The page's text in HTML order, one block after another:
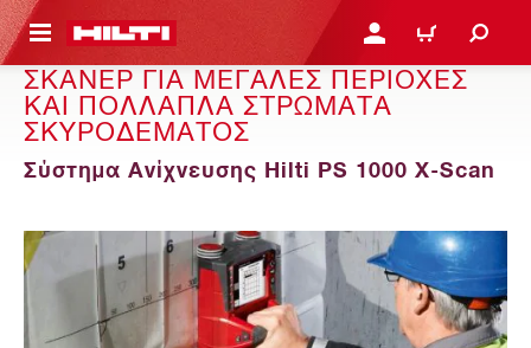
ΕΛΕΓΞΕΙΣ ΤΟ ΠΑΚΕΤΟ ΠΟΥ ΕΧΕΙΣ ΦΤΙΑΞΕΙ ΚΆΝΕ ΣΎΝΔΕΣΗ Ή
ΚΑΛΆΘΙ
ΣΚΑΝΕΡ ΓΙΑ ΜΕΓΑΛΕΣ ΠΕΡΙΟΧΕΣ
ΚΑΙ ΠΟΛΛΑΠΛΑ ΣΤΡΩΜΑΤΑ
ΣΚΥΡΟΔΕΜΑΤΟΣ
Σύστημα Ανίχνευσης Hilti PS 1000 X-Scan